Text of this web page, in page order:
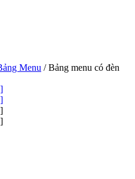
Menu / Bảng menu có đèn